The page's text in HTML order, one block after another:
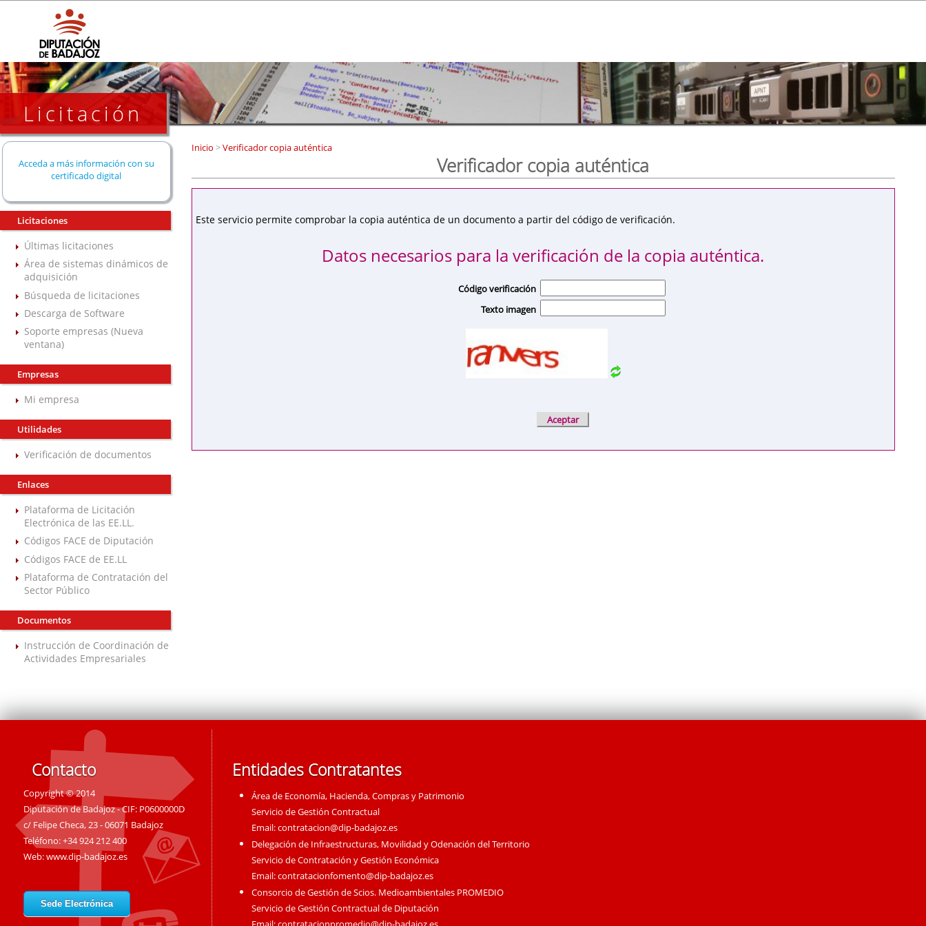
Licitación
Acceda a más información con su
certificado digital
Licitaciones
Últimas licitaciones
Área de sistemas dinámicos de
adquisición
Búsqueda de licitaciones
Descarga de Software
Soporte empresas (Nueva
ventana)
Empresas
Mi empresa
Utilidades
Verificación de documentos
Enlaces
Plataforma de Licitación
Electrónica de las EE.LL.
Códigos FACE de Diputación
Códigos FACE de EE.LL
Plataforma de Contratación del
Sector Público
Documentos
Instrucción de Coordinación de
Actividades Empresariales
Inicio >Verificador copia auténtica
Verificador copia auténtica
Este servicio permite comprobar la copia auténtica de un documento a partir del código de verificación.
Datos necesarios para la verificación de la copia auténtica.
Código verificación
Texto imagen
Contacto
Copyright © 2014
Diputación de Badajoz - CIF: P0600000D
c/ Felipe Checa, 23 - 06071 Badajoz
Teléfono: +34 924 212 400
Web:www.dip-badajoz.es
Sede Electrónica
Entidades Contratantes
Área de Economía, Hacienda, Compras y Patrimonio
Servicio de Gestión Contractual
Email:contratacion@dip-badajoz.es
Delegación de Infraestructuras, Movilidad y Odenación del Territorio
Servicio de Contratación y Gestión Económica
Email:contratacionfomento@dip-badajoz.es
Consorcio de Gestión de Scios. Medioambientales PROMEDIO
Servicio de Gestión Contractual de Diputación